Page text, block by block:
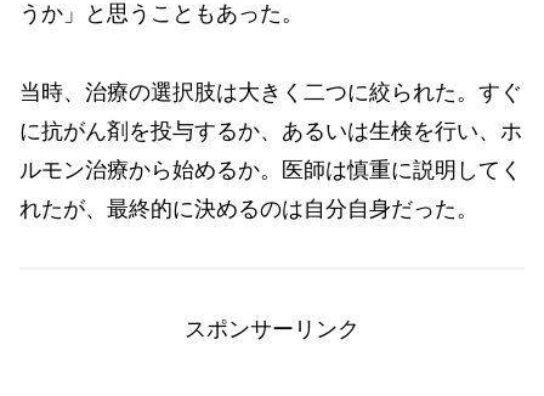
うか」と思うこともあった。
当時、治療の選択肢は大きく二つに絞られた。すぐ
に抗がん剤を投与するか、あるいは生検を行い、ホ
ルモン治療から始めるか。医師は慎重に説明してく
れたが、最終的に決めるのは自分自身だった。
スポンサーリンク